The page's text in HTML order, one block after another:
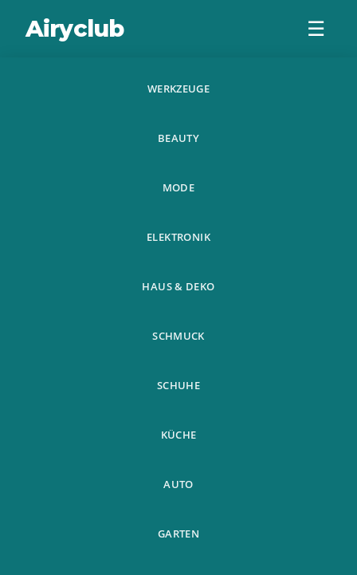
Airyclub ☰
WERKZEUGE
BEAUTY
MODE
ELEKTRONIK
HAUS & DEKO
SCHMUCK
SCHUHE
KÜCHE
AUTO
GARTEN
Leder Geldborse
Rfid Safe
Geldborse Rfid Safe